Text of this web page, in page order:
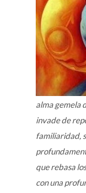
alma gemela
invade de
familiaridad,
que rebasa
con una